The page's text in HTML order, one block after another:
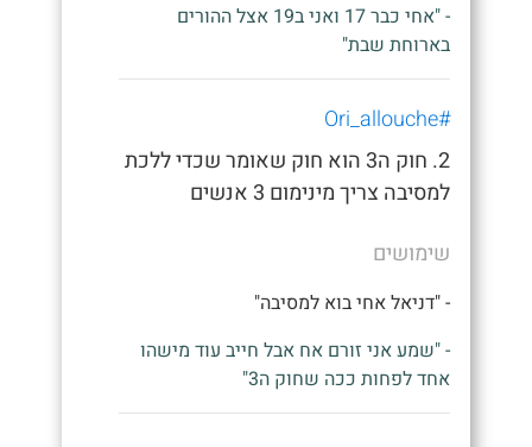
- "אחי כבר 17 ואני ב19 אצל ההורים
בארוחת שבת"
#Ori_allouche
2. חוק ה3 הוא חוק שאומר שכדי ללכת
למסיבה צריך מינימום 3 אנשים
שימושים
- "דניאל אחי בוא למסיבה"
- "שמע אני זורם אח אבל חייב עוד מישהו
אחד לפחות ככה שחוק ה3"